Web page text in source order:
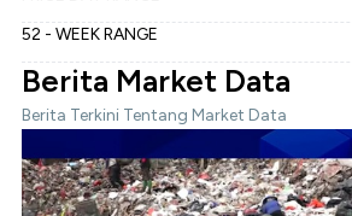
52 - WEEK RANGE
Berita Market Data
Berita Terkini Tentang Market Data